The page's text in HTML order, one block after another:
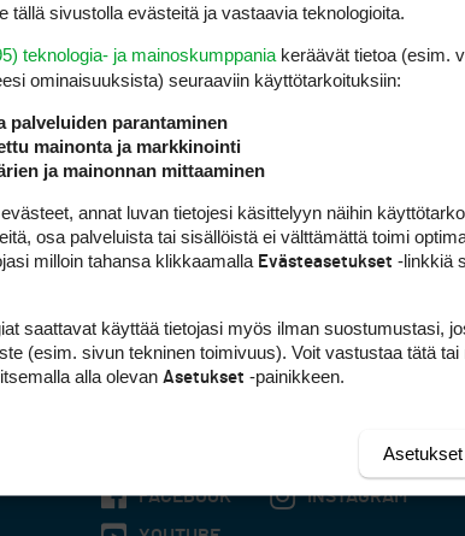
FACEBOOK INSTAGRAM
tällä sivustolla evästeitä ja vastaavia teknologioita.
teknologia- ja mainoskumppania keräävät tietoa (esim.
ominaisuuk­sista) seuraaviin käyttötarkoituksiin:
palveluiden parantaminen
mainonta ja markkinointi
ja mainonnan mittaaminen
annat luvan tietojesi käsittelyyn näihin
osa palveluista tai sisällöistä ei välttämättä toimi
milloin tahansa klikkaamalla Evästeasetukset -linkkiä
saattavat käyttää tietojasi myös ilman suostumustasi,
(esim. sivun tekninen toimivuus). Voit vastustaa tätä
alla olevan Asetukset -painikkeen.
Asetukset